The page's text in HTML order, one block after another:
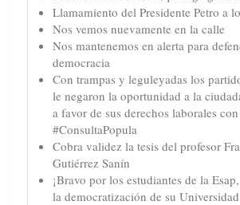
Llamamiento del Presidente Petro a
Nos vemos nuevamente en la calle
Nos mantenemos en alerta para
democracia
Con trampas y leguleyadas los
le negaron la oportunidad a la
a favor de sus derechos laborales
#ConsultaPopula
Cobra validez la tesis del profesor
Gutiérrez Sanín
¡Bravo por los estudiantes de la
la democratización de su